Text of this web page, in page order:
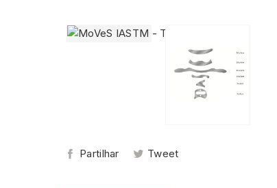
Partilhar Tweet